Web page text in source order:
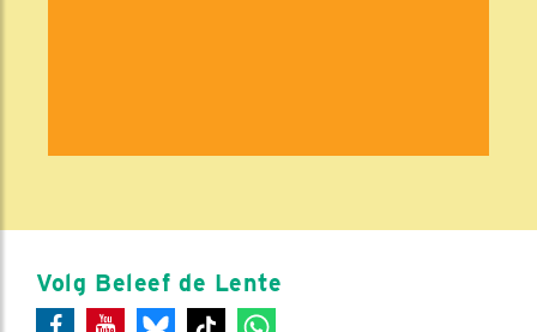
Volg Beleef de Lente